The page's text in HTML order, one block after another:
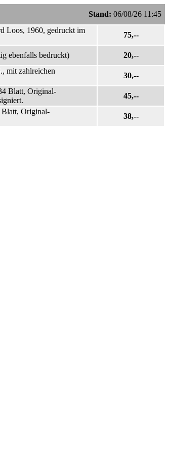
Stand: 06/08/26 11:45
Loos, 1960, gedruckt im
75,--
ebenfalls bedruckt) 20,--
mit zahlreichen
30,--
Blatt, Original-
45,--
Blatt, Original-
38,--